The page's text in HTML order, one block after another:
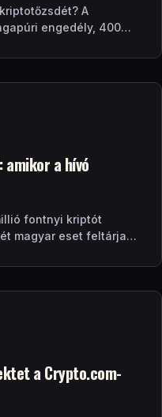
A
engedély, 400
a hívó
fontnyi kriptót
magyar eset feltárja a
a Crypto.com-